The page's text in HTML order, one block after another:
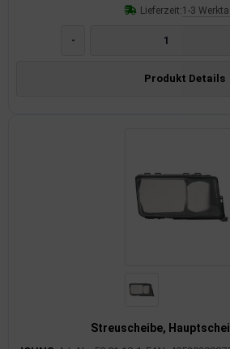
Lieferzeit:1-3
-
Produkt Details
Streuscheibe,